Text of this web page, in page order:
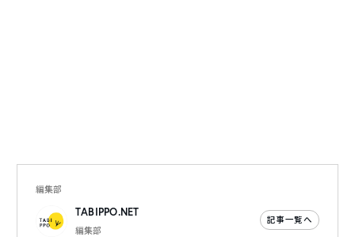
編集部
TABIPPO.NET
編集部
記事一覧へ